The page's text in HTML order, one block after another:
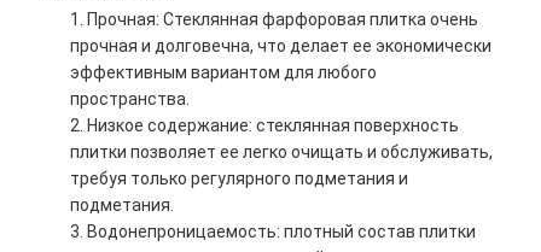
Прочная: Стеклянная фарфоровая плитка очень
прочная и долговечна, что делает ее экономически
эффективным вариантом для любого
пространства.
Низкое содержание: стеклянная поверхность
плитки позволяет ее легко очищать и обслуживать,
требуя только регулярного подметания и
подметания.
Водонепроницаемость: плотный состав плитки